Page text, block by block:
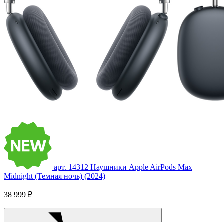
арт. 14312 Наушники Apple AirPods Max
Midnight (Темная ночь) (2024)
38 999 ₽